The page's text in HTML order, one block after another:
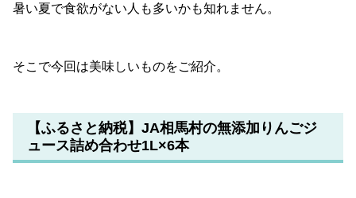
暑い夏で食欲がない人も多いかも知れません。
そこで今回は美味しいものをご紹介。
【ふるさと納税】JA相馬村の無添加りんごジ
ュース詰め合わせ1L×6本